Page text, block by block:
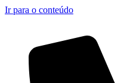
Ir para o conteúdo